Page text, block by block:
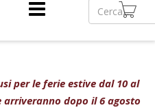
per le ferie estive dal 10 al
arriveranno dopo il 6 agosto